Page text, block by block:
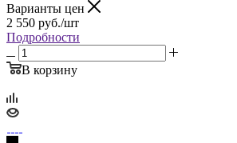
Варианты цен
2 550 руб./шт
Подробности
В корзину